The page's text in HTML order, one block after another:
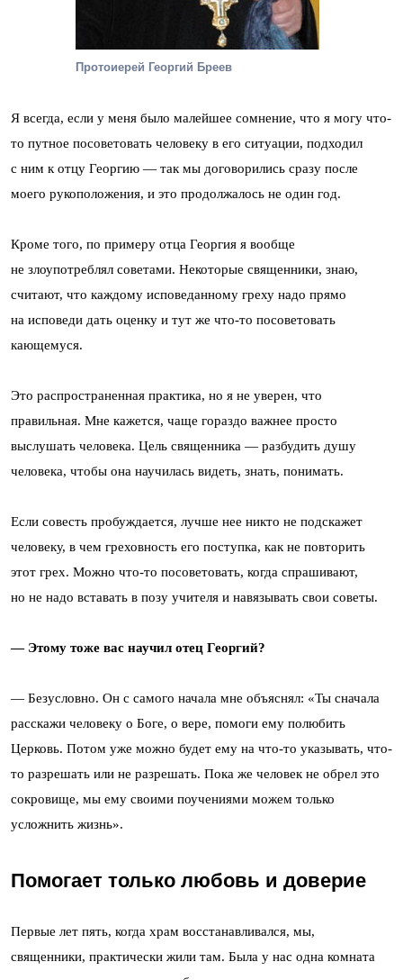
Протоиерей Георгий Бреев
Я всегда, если у меня было малейшее сомнение, что я могу что-
то путное посоветовать человеку в его ситуации, подходил
с ним к отцу Георгию — так мы договорились сразу после
моего рукоположения, и это продолжалось не один год.
Кроме того, по примеру отца Георгия я вообще
не злоупотреблял советами. Некоторые священники, знаю,
считают, что каждому исповеданному греху надо прямо
на исповеди дать оценку и тут же что-то посоветовать
кающемуся.
Это распространенная практика, но я не уверен, что
правильная. Мне кажется, чаще гораздо важнее просто
выслушать человека. Цель священника — разбудить душу
человека, чтобы она научилась видеть, знать, понимать.
Если совесть пробуждается, лучше нее никто не подскажет
человеку, в чем греховность его поступка, как не повторить
этот грех. Можно что-то посоветовать, когда спрашивают,
но не надо вставать в позу учителя и навязывать свои советы.
— Этому тоже вас научил отец Георгий?
— Безусловно. Он с самого начала мне объяснял: «Ты сначала
расскажи человеку о Боге, о вере, помоги ему полюбить
Церковь. Потом уже можно будет ему на что-то указывать, что-
то разрешать или не разрешать. Пока же человек не обрел это
сокровище, мы ему своими поучениями можем только
усложнить жизнь».
Помогает только любовь и доверие
Первые лет пять, когда храм восстанавливался, мы,
священники, практически жили там. Была у нас одна комната